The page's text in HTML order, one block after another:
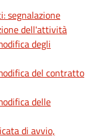
segnalazione
dell'attività
degli
del contratto
delle
di avvio,